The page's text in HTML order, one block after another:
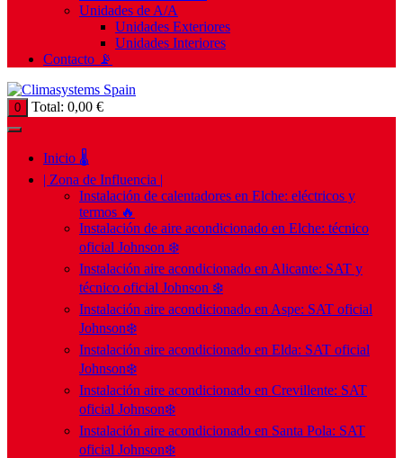
Unidades de A/A
Unidades Exteriores
Unidades Interiores
Contacto 📡
0 Total: 0,00 €
Inicio 🌡️
| Zona de Influencia |
Instalación de calentadores en Elche: eléctricos y
termos 🔥
Instalación de aire acondicionado en Elche: técnico
oficial Johnson ❄️
Instalación aire acondicionado en Alicante: SAT y
técnico oficial Johnson ❄️
Instalación aire acondicionado en Aspe: SAT oficial
Johnson❄️
Instalación aire acondicionado en Elda: SAT oficial
Johnson❄️
Instalación aire acondicionado en Crevillente: SAT
oficial Johnson❄️
Instalación aire acondicionado en Santa Pola: SAT
oficial Johnson❄️